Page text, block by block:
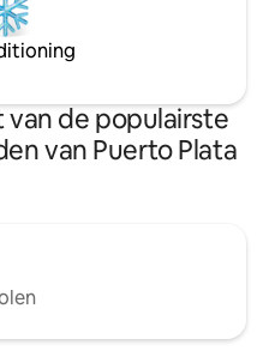
de populairste
van Puerto Plata